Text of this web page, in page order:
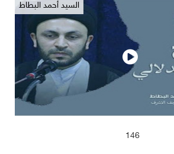
السيد أحمد البطاط
146